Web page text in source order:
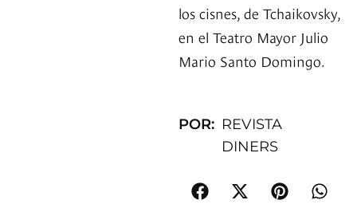
los cisnes, de Tchaikovsky,
en el Teatro Mayor Julio
Mario Santo Domingo.
POR: REVISTA
DINERS